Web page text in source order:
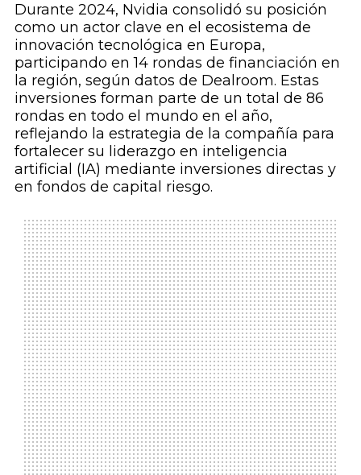
Durante 2024, Nvidia consolidó su posición
como un actor clave en el ecosistema de
innovación tecnológica en Europa,
participando en 14 rondas de financiación en
la región, según datos de Dealroom. Estas
inversiones forman parte de un total de 86
rondas en todo el mundo en el año,
reflejando la estrategia de la compañía para
fortalecer su liderazgo en inteligencia
artificial (IA) mediante inversiones directas y
en fondos de capital riesgo.